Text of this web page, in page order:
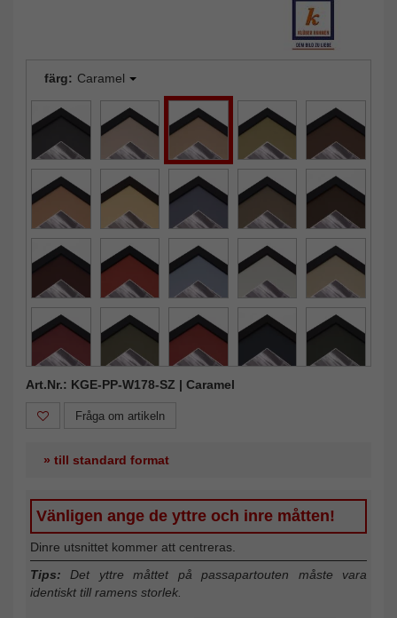
färg: Caramel
Art.Nr.: KGE-PP-W178-SZ | Caramel
Fråga om artikeln
» till standard format
Vänligen ange de yttre och inre måtten!
Dinre utsnittet kommer att centreras.
Tips: Det yttre måttet på passapartouten måste vara
identiskt till ramens storlek.